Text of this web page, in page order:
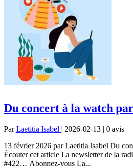
Du concert à la watch
ParLaetitia Isabel | 2026-02-13 | 0 avis
13 février 2026 par Laetitia Isabel Du
Écouter cet article La newsletter de la
#422… Abonnez-vous La...